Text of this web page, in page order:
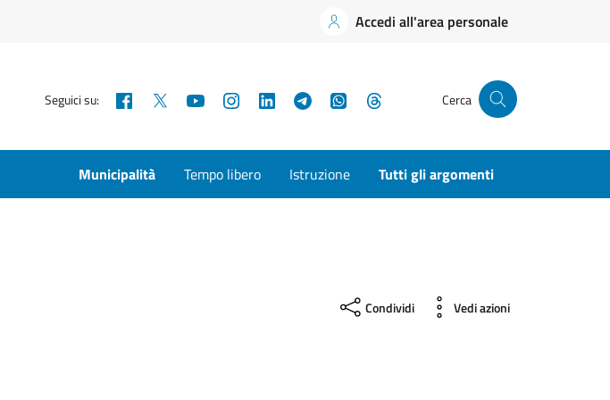
Accedi all'area personale
Seguici su: Facebook YouTubeInstagramLinkedInTelegramWhatsApp Cerca
Municipalità Tempo libero Istruzione Tutti gli argomenti
Condividi Vedi azioni